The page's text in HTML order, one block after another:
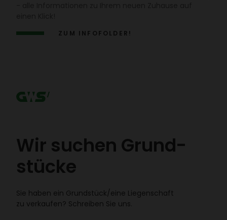
ZUM INFO­FOLDER!
Wir suchen Grund­
stücke
Sie haben ein Grund­stück/​eine Liegen­schaft
zu verkaufen? Schreiben Sie uns.